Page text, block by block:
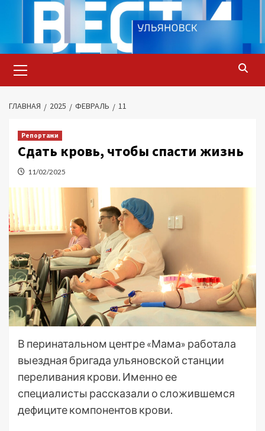
содержимому
меню
ГЛАВНАЯ 2025 ФЕВРАЛЬ 11
Репортажи
Сдать кровь, чтобы спасти жизнь
11/02/2025
В перинатальном центре «Мама» работала
выездная бригада ульяновской станции
переливания крови. Именно ее
специалисты рассказали о сложившемся
дефиците компонентов крови.